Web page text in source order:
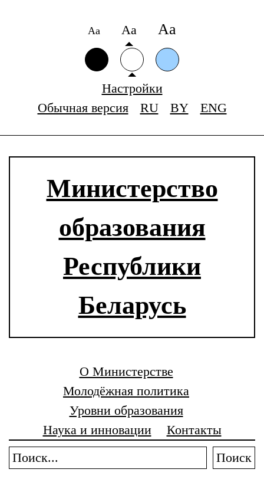
Аа Аа Аа
Настройки
Обычная версия
RU BY ENG
Министерство
образования
Республики
Беларусь
О Министерстве
Молодёжная политика
Уровни образования
Наука и инновации
Контакты
Поиск